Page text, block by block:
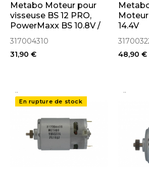
Metabo Moteur pour
visseuse BS 12 PRO,
PowerMaxx BS 10.8V /
12V (317004310)
317004310
31,90 €
14.4V
48,90 €
..
En rupture de stock
..